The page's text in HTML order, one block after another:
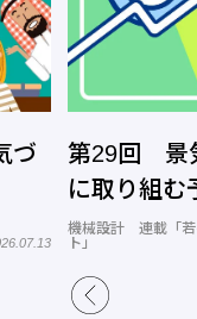
で技術者育成
のワンポイン